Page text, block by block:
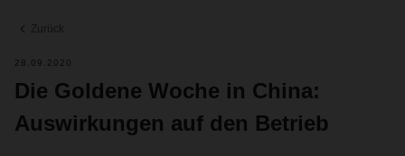
Zurück
28.09.2020
Die Goldene Woche in China:
Auswirkungen auf den Betrieb